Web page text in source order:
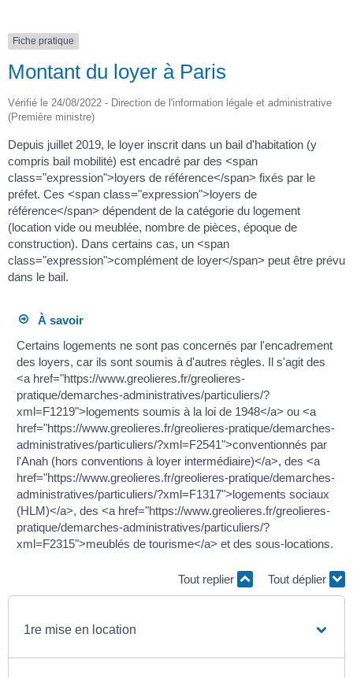
Fiche pratique
Montant du loyer à Paris
Vérifié le 24/08/2022 - Direction de l'information légale et administrative
(Première ministre)
Depuis juillet 2019, le loyer inscrit dans un bail d'habitation (y
compris bail mobilité) est encadré par des <span
class="expression">loyers de référence</span> fixés par le
préfet. Ces <span class="expression">loyers de
référence</span> dépendent de la catégorie du logement
(location vide ou meublée, nombre de pièces, époque de
construction). Dans certains cas, un <span
class="expression">complément de loyer</span> peut être prévu
dans le bail.
À savoir
Certains logements ne sont pas concernés par l'encadrement
des loyers, car ils sont soumis à d'autres règles. Il s'agit des
<a href="https://www.greolieres.fr/greolieres-
pratique/demarches-administratives/particuliers/?
xml=F1219">logements soumis à la loi de 1948</a> ou <a
href="https://www.greolieres.fr/greolieres-pratique/demarches-
administratives/particuliers/?xml=F2541">conventionnés par
l'Anah (hors conventions à loyer intermédiaire)</a>, des <a
href="https://www.greolieres.fr/greolieres-pratique/demarches-
administratives/particuliers/?xml=F1317">logements sociaux
(HLM)</a>, des <a href="https://www.greolieres.fr/greolieres-
pratique/demarches-administratives/particuliers/?
xml=F2315">meublés de tourisme</a> et des sous-locations.
Tout replier Tout déplier
1re mise en location